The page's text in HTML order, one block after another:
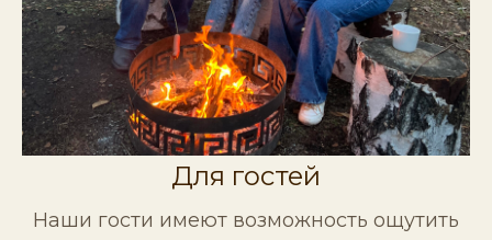
Для гостей
Наши гости имеют возможность ощутить